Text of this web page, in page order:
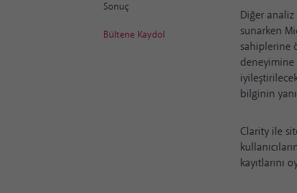
Sonuç
Bültene Kaydol
Diğer
sunarken
sahiplerine
deneyimine
bilginin
Clarity ile
kayıtlarını